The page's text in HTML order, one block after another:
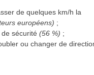
de quelques km/h la
européens) ;
sécurité (56 %) ;
ou changer de